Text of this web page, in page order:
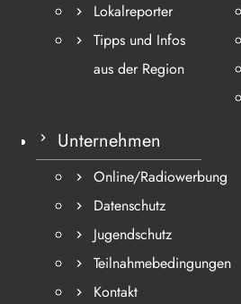
Lokalreporter
Tipps und Infos
aus der Region
Unternehmen
Online/Radiowerbung
Datenschutz
Jugendschutz
Teilnahmebedingungen
Kontakt